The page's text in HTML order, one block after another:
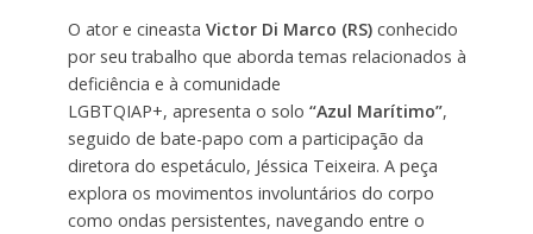
O ator e cineasta Victor Di Marco (RS)conhecido
por seu trabalho que aborda temas relacionados à
deficiência e à comunidade
LGBTQIAP+, apresenta o solo “Azul Marítimo”,
seguido de bate-papo com a participação da
diretora do espetáculo, Jéssica Teixeira. A peça
explora os movimentos involuntários do corpo
como ondas persistentes, navegando entre o